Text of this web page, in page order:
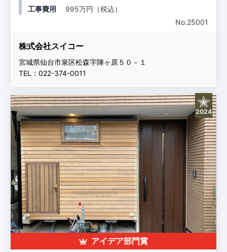
工事費用
995万円（税込）
No.25001
株式会社スイコー
宮城県仙台市泉区松森字陣ヶ原５０－１
TEL：022-374-0011
2024
アイデア部門賞